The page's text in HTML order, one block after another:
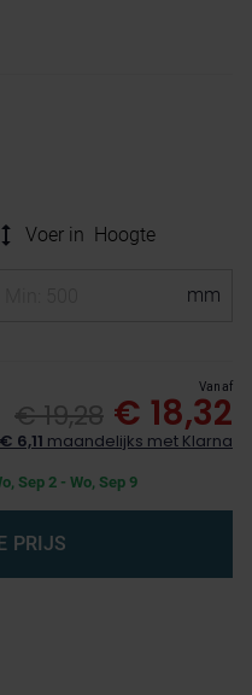
Voer in Hoogte
Vanaf
€ 19,28 € 18,32
€ 6,11 maandelijks met Klarna
Sep 2 - Wo, Sep 9
PRIJS